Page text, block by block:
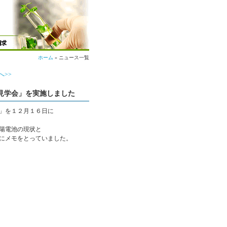
ホーム » ニュース一覧
>>
学会」を実施しました
を１２月１６日に
電池の現状と
モをとっていました。